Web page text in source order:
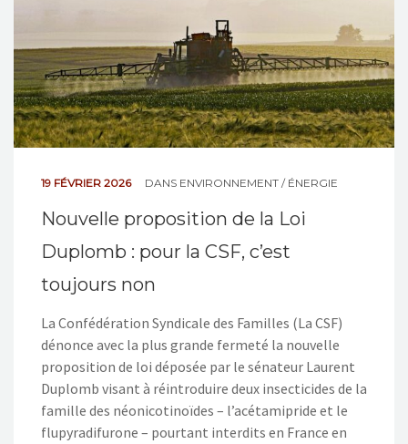
19 FÉVRIER 2026 DANS ENVIRONNEMENT / ÉNERGIE
Nouvelle proposition de la Loi
Duplomb : pour la CSF, c’est
toujours non
La Confédération Syndicale des Familles (La CSF)
dénonce avec la plus grande fermeté la nouvelle
proposition de loi déposée par le sénateur Laurent
Duplomb visant à réintroduire deux insecticides de la
famille des néonicotinoïdes – l’acétamipride et le
flupyradifurone – pourtant interdits en France en